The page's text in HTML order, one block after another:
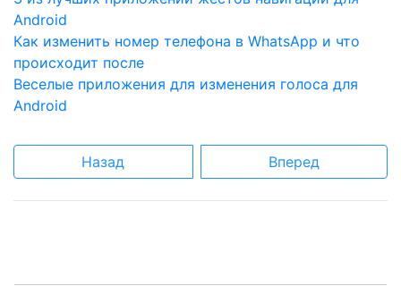
Android
Как изменить номер телефона в WhatsApp и что
происходит после
Веселые приложения для изменения голоса для
Android
Назад Вперед